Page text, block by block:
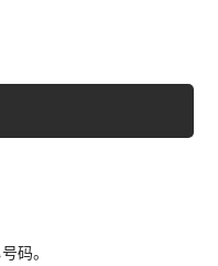
码。